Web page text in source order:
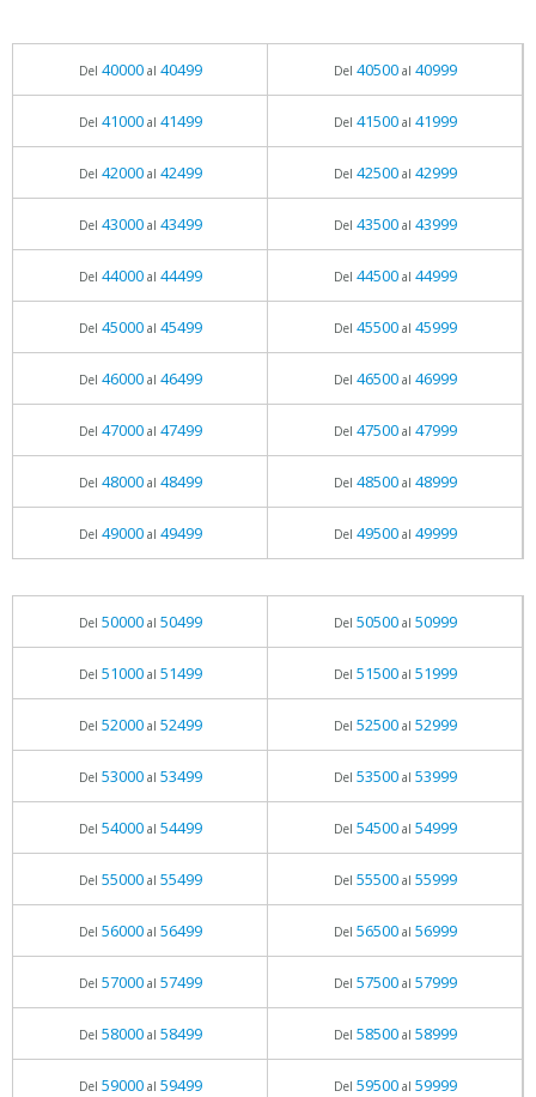
Del 40000al 40499 Del 40500al 40999
Del 41000al 41499 Del 41500al 41999
Del 42000al 42499 Del 42500al 42999
Del 43000al 43499 Del 43500al 43999
Del 44000al 44499 Del 44500al 44999
Del 45000al 45499 Del 45500al 45999
Del 46000al 46499 Del 46500al 46999
Del 47000al 47499 Del 47500al 47999
Del 48000al 48499 Del 48500al 48999
Del 49000al 49499 Del 49500al 49999
Del 50000al 50499 Del 50500al 50999
Del 51000al 51499 Del 51500al 51999
Del 52000al 52499 Del 52500al 52999
Del 53000al 53499 Del 53500al 53999
Del 54000al 54499 Del 54500al 54999
Del 55000al 55499 Del 55500al 55999
Del 56000al 56499 Del 56500al 56999
Del 57000al 57499 Del 57500al 57999
Del 58000al 58499 Del 58500al 58999
Del 59000al 59499 Del 59500al 59999